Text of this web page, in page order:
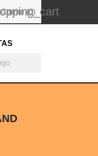
Carrito (0)